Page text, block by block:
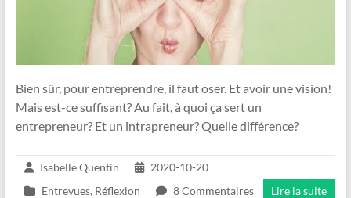
Bien sûr, pour entreprendre, il faut oser. Et avoir une vision!
Mais est-ce suffisant? Au fait, à quoi ça sert un
entrepreneur? Et un intrapreneur? Quelle différence?
Isabelle Quentin
2020-10-20
Entrevues, Réflexion 8 Commentaires Lire la suite